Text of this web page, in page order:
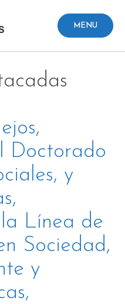
MENU
Doctorado
y
Línea de
Sociedad,
y